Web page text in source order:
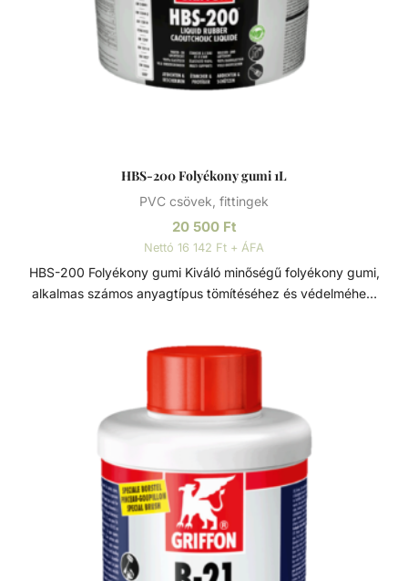
HBS-200 Folyékony gumi 1L
PVC csövek, fittingek
20 500 Ft
Nettó 16 142 Ft + ÁFA
HBS-200 Folyékony gumi Kiváló minőségű folyékony gumi,
alkalmas számos anyagtípus tömítéséhez és védelméhez.